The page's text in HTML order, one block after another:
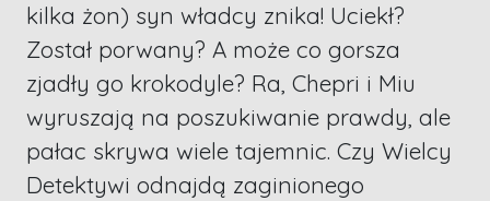
kilka żon) syn władcy znika! Uciekł?
Został porwany? A może co gorsza
zjadły go krokodyle? Ra, Chepri i Miu
wyruszają na poszukiwanie prawdy, ale
pałac skrywa wiele tajemnic. Czy Wielcy
Detektywi odnajdą zaginionego